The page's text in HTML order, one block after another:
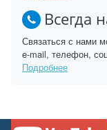
Всегда
Связаться с нами
e-mail, телефон,
Подробнее